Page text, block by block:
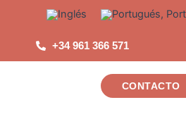
contenido
+34 961 366 571
CONTACTO